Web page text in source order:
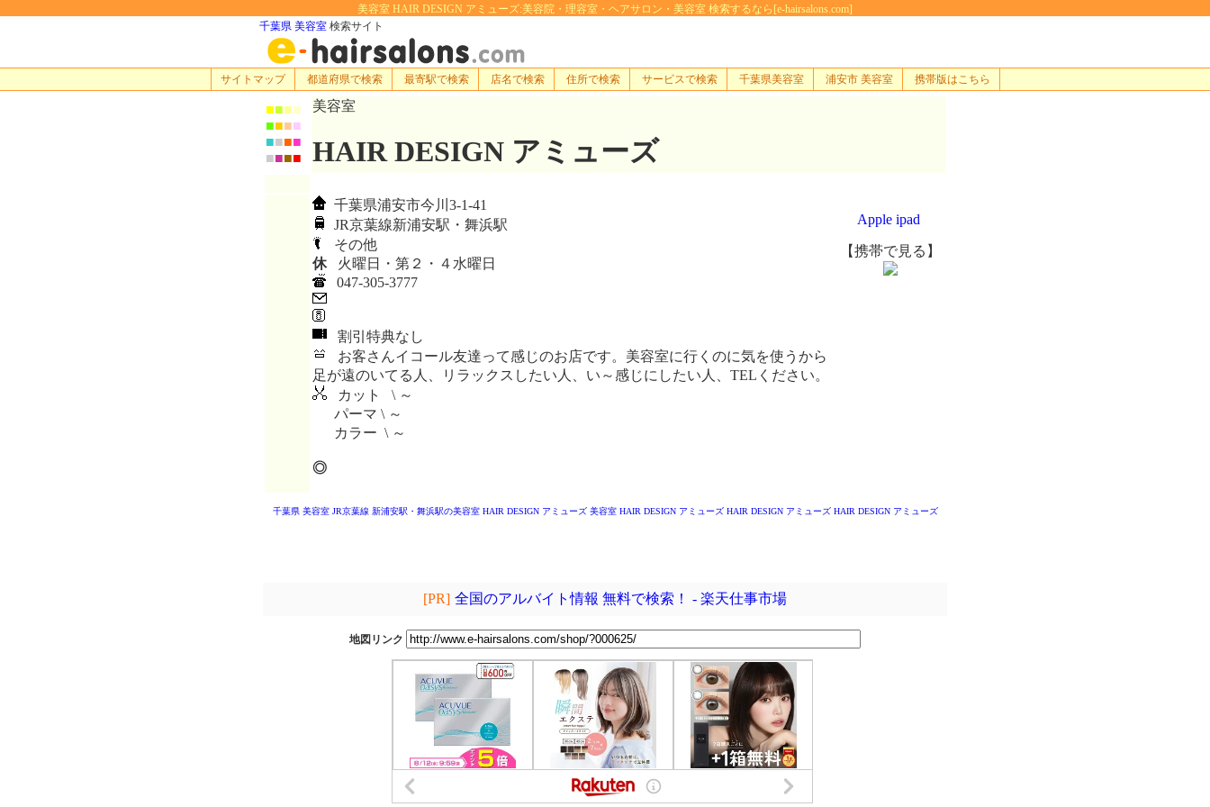
美容室 HAIR DESIGN アミューズ:美容院・理容室・ヘアサロン・美容室 検索するなら[e-hairsalons.com]
千葉県 美容室 検索サイト
サイトマップ 都道府県で検索 最寄駅で検索 店名で検索 住所で検索 サービスで検索 千葉県美容室 浦安市 美容室 携帯版はこちら
■■■■
■■■■
■■■■
■■■■
美容室
HAIR DESIGN アミューズ
千葉県浦安市今川3-1-41
JR京葉線新浦安駅・舞浜駅
その他
休火曜日・第２・４水曜日
047-305-3777
割引特典なし
お客さんイコール友達って感じのお店です。美容室に行くのに気を使うから
足が遠のいてる人、リラックスしたい人、い～感じにしたい人、TELください。
カット \ ～
パーマ \ ～
カラー \ ～
◎
Apple ipad
【携帯で見る】
千葉県 美容室 JR京葉線 新浦安駅・舞浜駅の美容室 HAIR DESIGN アミューズ 美容室 HAIR DESIGN アミューズ HAIR DESIGN アミューズ HAIR DESIGN アミューズ
[PR] 全国のアルバイト情報 無料で検索！ - 楽天仕事市場
地図リンク